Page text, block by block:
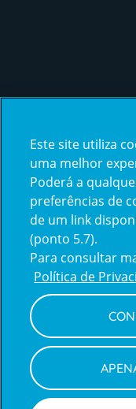
e
Policy
Política
Canal de
Este site utiliza
uma melhor
Poderá a
preferências de
de um link
(ponto 5.7).
Para consultar
Política de